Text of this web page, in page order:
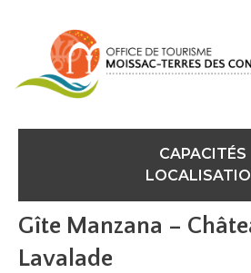
CAPACITÉS
Gîte Manzana –
Lavalade